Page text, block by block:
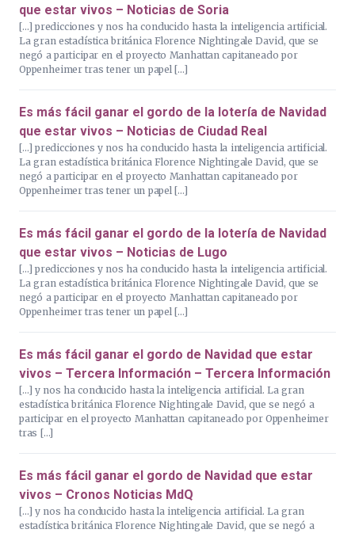
que estar vivos – Noticias de Soria
[…] predicciones y nos ha conducido hasta la inteligencia artificial.
La gran estadística británica Florence Nightingale David, que se
negó a participar en el proyecto Manhattan capitaneado por
Oppenheimer tras tener un papel […]
Es más fácil ganar el gordo de la lotería de Navidad
que estar vivos – Noticias de Ciudad Real
[…] predicciones y nos ha conducido hasta la inteligencia artificial.
La gran estadística británica Florence Nightingale David, que se
negó a participar en el proyecto Manhattan capitaneado por
Oppenheimer tras tener un papel […]
Es más fácil ganar el gordo de la lotería de Navidad
que estar vivos – Noticias de Lugo
[…] predicciones y nos ha conducido hasta la inteligencia artificial.
La gran estadística británica Florence Nightingale David, que se
negó a participar en el proyecto Manhattan capitaneado por
Oppenheimer tras tener un papel […]
Es más fácil ganar el gordo de Navidad que estar
vivos – Tercera Información – Tercera Información
[…] y nos ha conducido hasta la inteligencia artificial. La gran
estadística británica Florence Nightingale David, que se negó a
participar en el proyecto Manhattan capitaneado por Oppenheimer
tras […]
Es más fácil ganar el gordo de Navidad que estar
vivos – Cronos Noticias MdQ
[…] y nos ha conducido hasta la inteligencia artificial. La gran
estadística británica Florence Nightingale David, que se negó a